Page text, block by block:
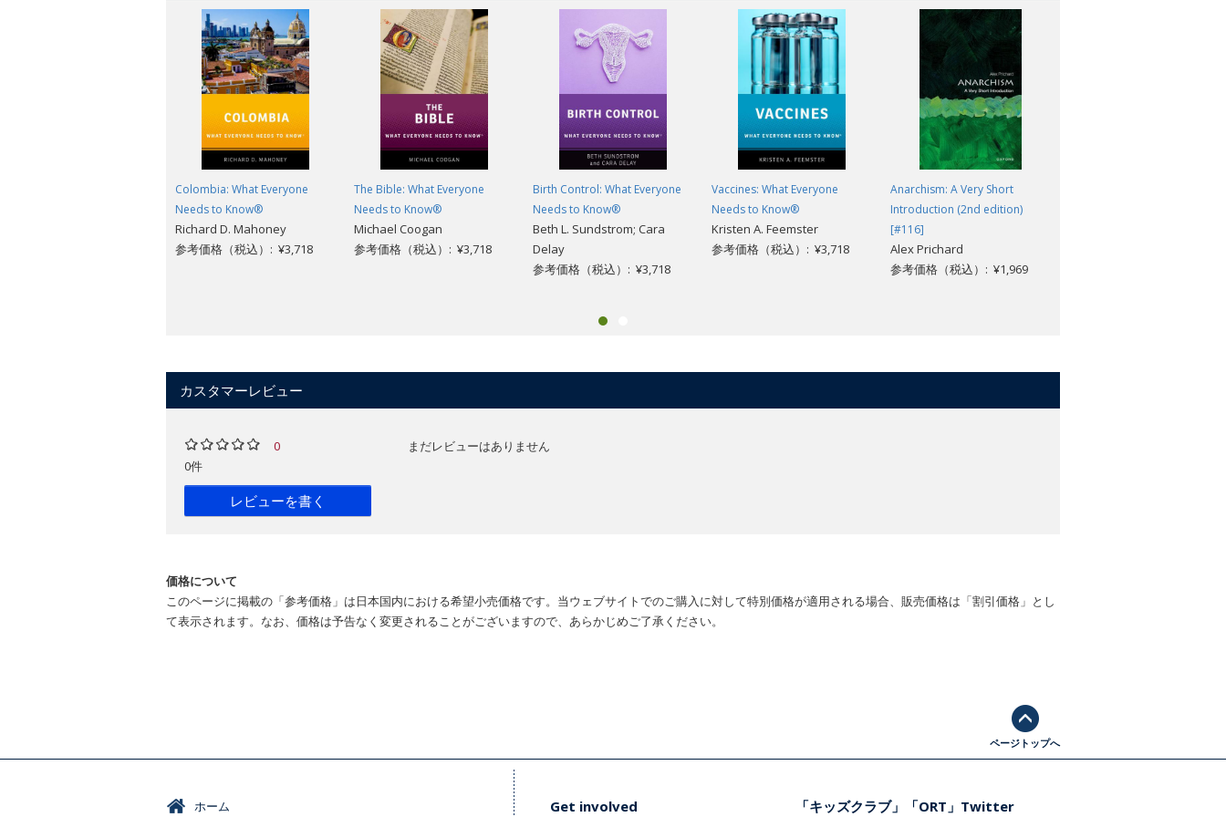
Colombia: What Everyone
Needs to Know®
Richard D. Mahoney
参考価格（税込）: ¥3,718
The Bible: What Everyone
Needs to Know®
Michael Coogan
参考価格（税込）: ¥3,718
Birth Control: What Everyone
Needs to Know®
Beth L. Sundstrom; Cara
Delay
参考価格（税込）: ¥3,718
Vaccines: What Everyone
Needs to Know®
Kristen A. Feemster
参考価格（税込）: ¥3,718
Anarchism: A Very Short
Introduction (2nd edition)
[#116]
Alex Prichard
参考価格（税込）: ¥1,969
カスタマーレビュー
0
0件
レビューを書く
まだレビューはありません
価格について
このページに掲載の「参考価格」は日本国内における希望小売価格です。当ウェブサイトでのご購入に対して特別価格が適用される場合、販売価格は「割引価格」とし
て表示されます。なお、価格は予告なく変更されることがございますので、あらかじめご了承ください。
ページトップへ
ホーム Get involved 「キッズクラブ」「ORT」Twitter